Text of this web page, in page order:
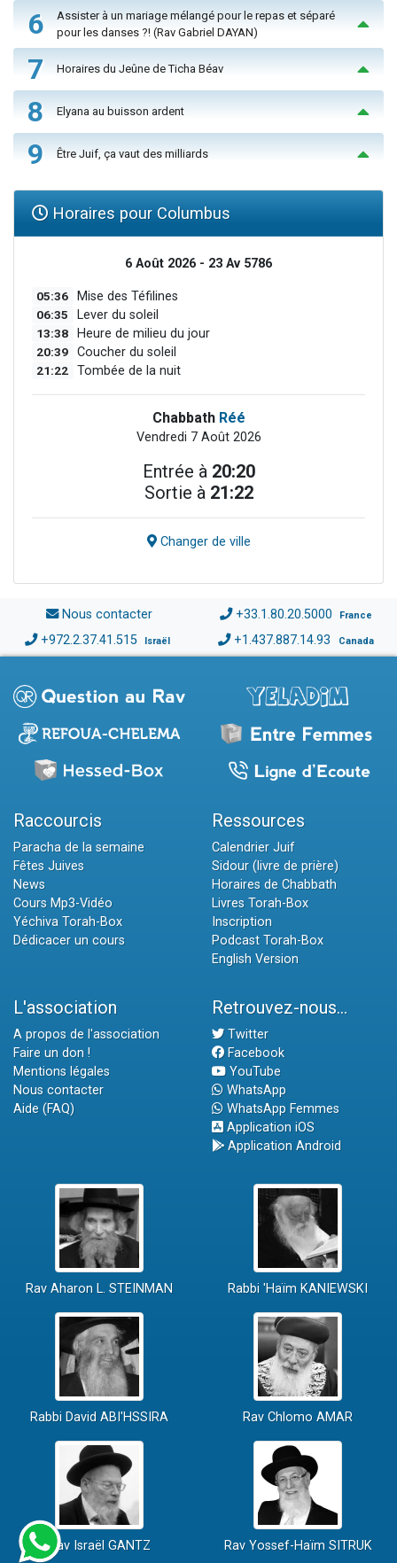
6
Assister à un mariage mélangé pour le repas et séparé
pour les danses ?! (Rav Gabriel DAYAN)
7 Horaires du Jeûne de Ticha Béav
8 Elyana au buisson ardent
9 Être Juif, ça vaut des milliards
Horaires pour Columbus
6 Août 2026 - 23 Av 5786
05:36 Mise des Téfilines
06:35 Lever du soleil
13:38 Heure de milieu du jour
20:39 Coucher du soleil
21:22 Tombée de la nuit
Chabbath Réé
Vendredi 7 Août 2026
Entrée à 20:20
Sortie à 21:22
Changer de ville
Nous contacter +33.1.80.20.5000 France
+972.2.37.41.515 Israël +1.437.887.14.93 Canada
Raccourcis
Paracha de la semaine
Fêtes Juives
News
Cours Mp3-Vidéo
Yéchiva Torah-Box
Dédicacer un cours
Ressources
Calendrier Juif
Sidour (livre de prière)
Horaires de Chabbath
Livres Torah-Box
Inscription
Podcast Torah-Box
English Version
L'association
A propos de l'association
Faire un don !
Mentions légales
Nous contacter
Aide (FAQ)
Retrouvez-nous...
Twitter
Facebook
YouTube
WhatsApp
WhatsApp Femmes
Application iOS
Application Android
Rav Aharon L. STEINMAN Rabbi 'Haïm KANIEWSKI
Rabbi David ABI'HSSIRA Rav Chlomo AMAR
Rav Israël GANTZ Rav Yossef-Haïm SITRUK